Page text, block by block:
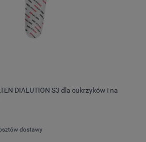
DIALUTION S3 dla cukrzyków i na
dostawy